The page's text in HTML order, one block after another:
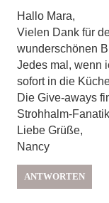
Hallo Mara,
Vielen Dank für
wunderschönen
Jedes mal, wenn
sofort in die
Die Give-aways
Strohhalm-
Liebe Grüße,
Nancy
ANTWORTEN